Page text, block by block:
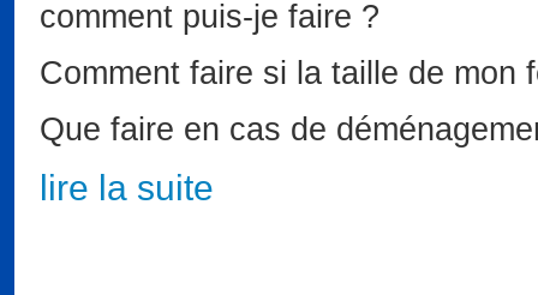
comment puis-je faire ?
Comment faire si la taille de mon
Que faire en cas de
lire la suite